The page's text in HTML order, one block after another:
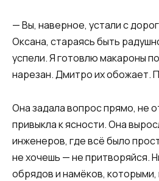
— Вы, наверное, устали с
Оксана, стараясь быть
успели. Я готовлю макароны
нарезан. Дмитро их обожает.
Она задала вопрос прямо, не
привыкла к ясности. Она
инженеров, где всё было
не хочешь — не притворяйся.
обрядов и намёков, которыми,